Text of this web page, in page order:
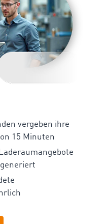
vergeben ihre
15 Minuten